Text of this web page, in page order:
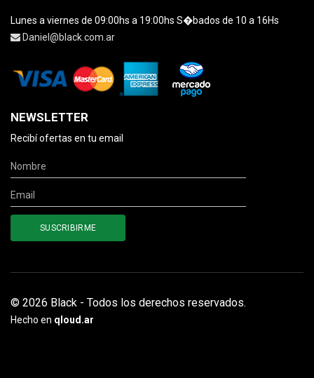
Lunes a viernes de 09:00hs a 19:00hs S�bados de 10 a 16Hs
Daniel@black.com.ar
NEWSLETTER
Recibí ofertas en tu email
© 2026 Black - Todos los derechos reservados.
Hecho en qloud.ar